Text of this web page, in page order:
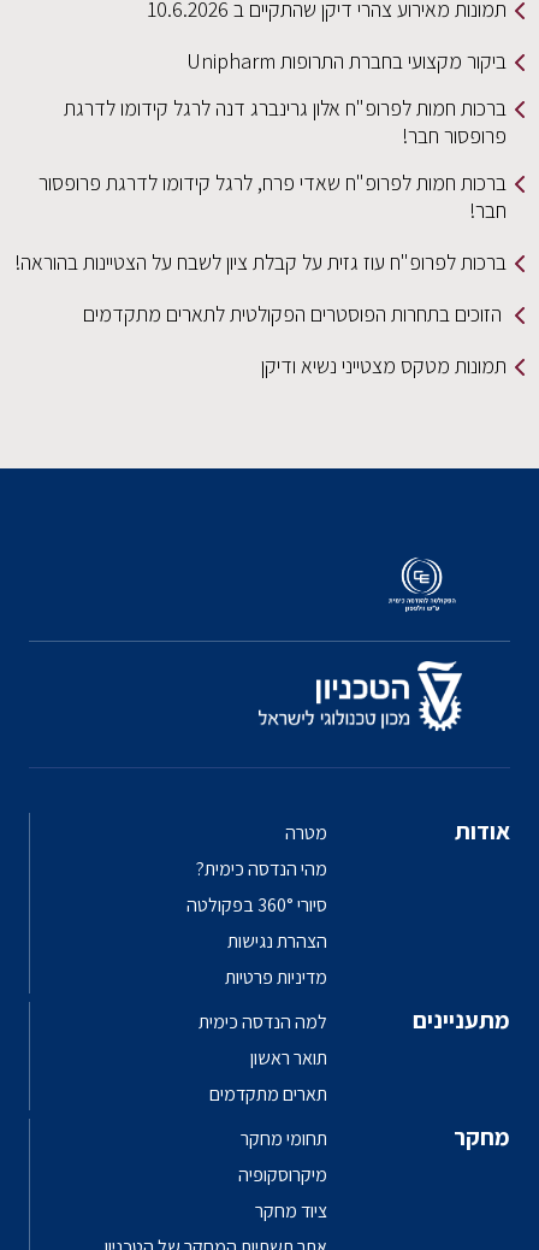
תמונות מאירוע צהרי דיקן שהתקיים ב 10.6.2026
ביקור מקצועי בחברת התרופות Unipharm
ברכות חמות לפרופ"ח אלון גרינברג דנה לרגל קידומו לדרגת
פרופסור חבר!
ברכות חמות לפרופ"ח שאדי פרח, לרגל קידומו לדרגת פרופסור
חבר!
ברכות לפרופ"ח עוז גזית על קבלת ציון לשבח על הצטיינות בהוראה!
הזוכים בתחרות הפוסטרים הפקולטית לתארים מתקדמים
תמונות מטקס מצטייני נשיא ודיקן
אודות
מטרה
מהי הנדסה כימית?
סיורי 360° בפקולטה
הצהרת נגישות
מדיניות פרטיות
מתעניינים
למה הנדסה כימית
תואר ראשון
תארים מתקדמים
מחקר
תחומי מחקר
מיקרוסקופיה
ציוד מחקר